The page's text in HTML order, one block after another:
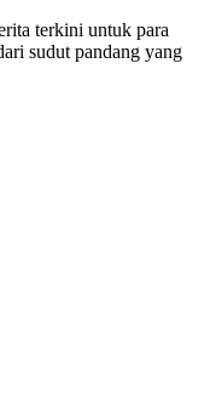
terkini untuk para
sudut pandang yang